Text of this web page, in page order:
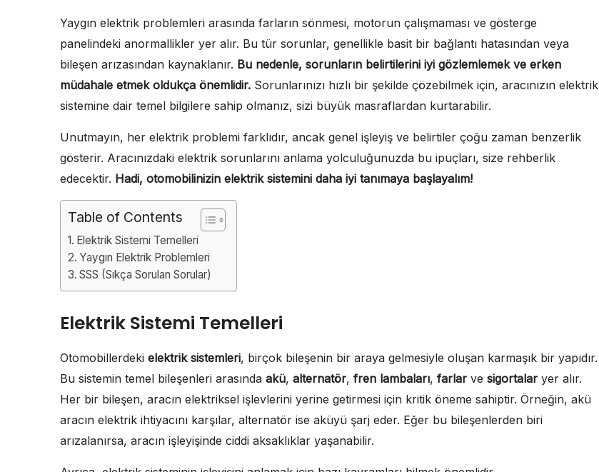
Yaygın elektrik problemleri arasında farların sönmesi, motorun çalışmaması ve gösterge
panelindeki anormallikler yer alır. Bu tür sorunlar, genellikle basit bir bağlantı hatasından veya
bileşen arızasından kaynaklanır. Bu nedenle, sorunların belirtilerini iyi gözlemlemek ve erken
müdahale etmek oldukça önemlidir. Sorunlarınızı hızlı bir şekilde çözebilmek için, aracınızın elektrik
sistemine dair temel bilgilere sahip olmanız, sizi büyük masraflardan kurtarabilir.
Unutmayın, her elektrik problemi farklıdır, ancak genel işleyiş ve belirtiler çoğu zaman benzerlik
gösterir. Aracınızdaki elektrik sorunlarını anlama yolculuğunuzda bu ipuçları, size rehberlik
edecektir. Hadi, otomobilinizin elektrik sistemini daha iyi tanımaya başlayalım!
Table of Contents
Elektrik Sistemi Temelleri
Yaygın Elektrik Problemleri
SSS (Sıkça Sorulan Sorular)
Elektrik Sistemi Temelleri
Otomobillerdeki elektrik sistemleri, birçok bileşenin bir araya gelmesiyle oluşan karmaşık bir yapıdır.
Bu sistemin temel bileşenleri arasında akü, alternatör, fren lambaları, farlar ve sigortalar yer alır.
Her bir bileşen, aracın elektriksel işlevlerini yerine getirmesi için kritik öneme sahiptir. Örneğin, akü
aracın elektrik ihtiyacını karşılar, alternatör ise aküyü şarj eder. Eğer bu bileşenlerden biri
arızalanırsa, aracın işleyişinde ciddi aksaklıklar yaşanabilir.